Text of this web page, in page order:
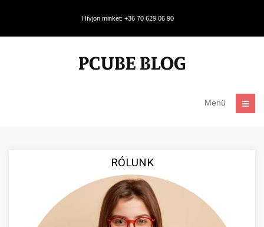
Hívjon minket: +36 70 629 06 90
Menü
RÓLUNK